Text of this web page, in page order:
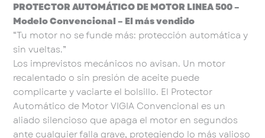
PROTECTOR AUTOMÁTICO DE MOTOR LINEA 500 –
Modelo Convencional – El más vendido
“Tu motor no se funde más: protección automática y
sin vueltas.”
Los imprevistos mecánicos no avisan. Un motor
recalentado o sin presión de aceite puede
complicarte y vaciarte el bolsillo. El Protector
Automático de Motor VIGIA Convencional es un
aliado silencioso que apaga el motor en segundos
ante cualquier falla grave, protegiendo lo más valioso